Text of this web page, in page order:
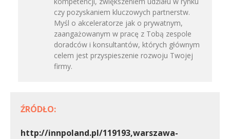
czy pozyskaniem kluczowych partnerstw.
Myśl o akceleratorze jak o prywatnym,
zaangażowanym w pracę z Tobą zespole
doradców i konsultantów, których głównym
celem jest przyspieszenie rozwoju Twojej
firmy.
ŹRÓDŁO:
http://innpoland.pl/119193,warszawa-